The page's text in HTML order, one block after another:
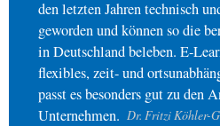
den letzten Jahren technisch
geworden und können so die
in Deutschland beleben. E-
flexibles, zeit- und
passt es besonders gut zu den
Unternehmen. Dr. Fritzi Köhler-